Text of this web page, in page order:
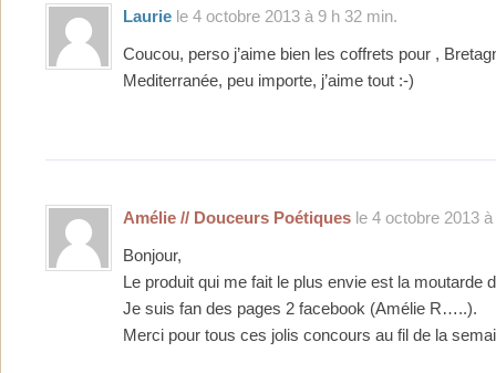
Laurie le 4 octobre 2013 à 9 h 32 min.
Coucou, perso j’aime bien les coffrets pour ,
Mediterranée, peu importe, j’aime tout :-)
Amélie // Douceurs Poétiques le 4 octobre 2013
Bonjour,
Le produit qui me fait le plus envie est la moutarde
Je suis fan des pages 2 facebook (Amélie R…..).
Merci pour tous ces jolis concours au fil de la